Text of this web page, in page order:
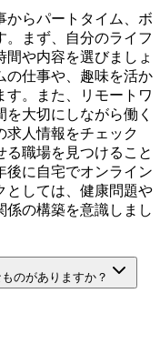
からパートタイム、ボ
。まず、自分のライフ
や内容を選びましょ
の仕事や、趣味を活か
す。また、リモートワ
大切にしながら働く
求人情報をチェック
る職場を見つけること
後に自宅でオンライン
としては、健康問題や
係の構築を意識しまし
のがありますか？